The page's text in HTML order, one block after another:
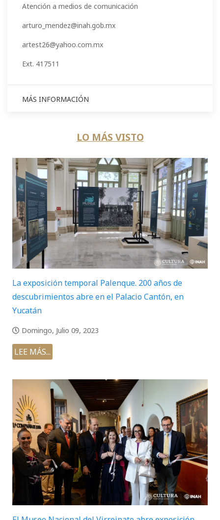
Atención a medios de comunicación
arturo_mendez@inah.gob.mx
artest26@yahoo.com.mx
Ext. 417511
MÁS INFORMACIÓN
LO MÁS VISTO
La exposición temporal Palenque. 200 años de
descubrimientos abre en el Palacio Cantón, en
Yucatán
Domingo, Julio 09, 2023
LEE MÁS...